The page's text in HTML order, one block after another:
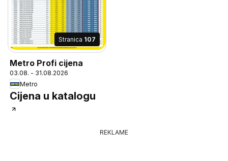
Stranica 107
Metro Profi cijena
03.08. - 31.08.2026
Metro
Cijena u katalogu
REKLAME